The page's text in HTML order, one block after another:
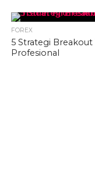
FOREX
5 Strategi
Profesional